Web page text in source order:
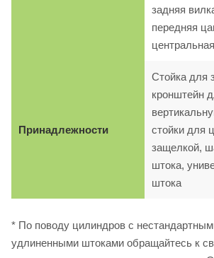
задняя
передняя
Принадлежности
Стойка для
кронштейн
стойки для
защелкой,
штока,
штока
* По поводу цилиндров с
удлиненными штоками обращайтесь к